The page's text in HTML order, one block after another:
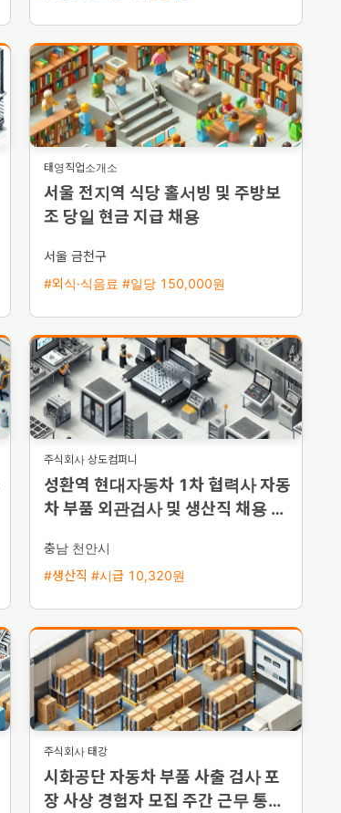
태영직업소개소
서울 전지역 식당 홀서빙 및 주방보
조 당일 현금 지급 채용
서울 금천구
#외식·식음료 #일당 150,000원
주식회사 상도컴퍼니
성환역 현대자동차 1차 협력사 자동
차 부품 외관검사 및 생산직 채용 통
충남 천안시
#생산직 #시급 10,320원
주식회사 태강
시화공단 자동차 부품 사출 검사 포
장 사상 경험자 모집 주간 근무 통근